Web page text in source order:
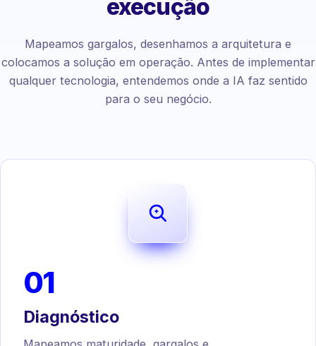
execução
Mapeamos gargalos, desenhamos a arquitetura e
colocamos a solução em operação. Antes de implementar
qualquer tecnologia, entendemos onde a IA faz sentido
para o seu negócio.
01
Diagnóstico